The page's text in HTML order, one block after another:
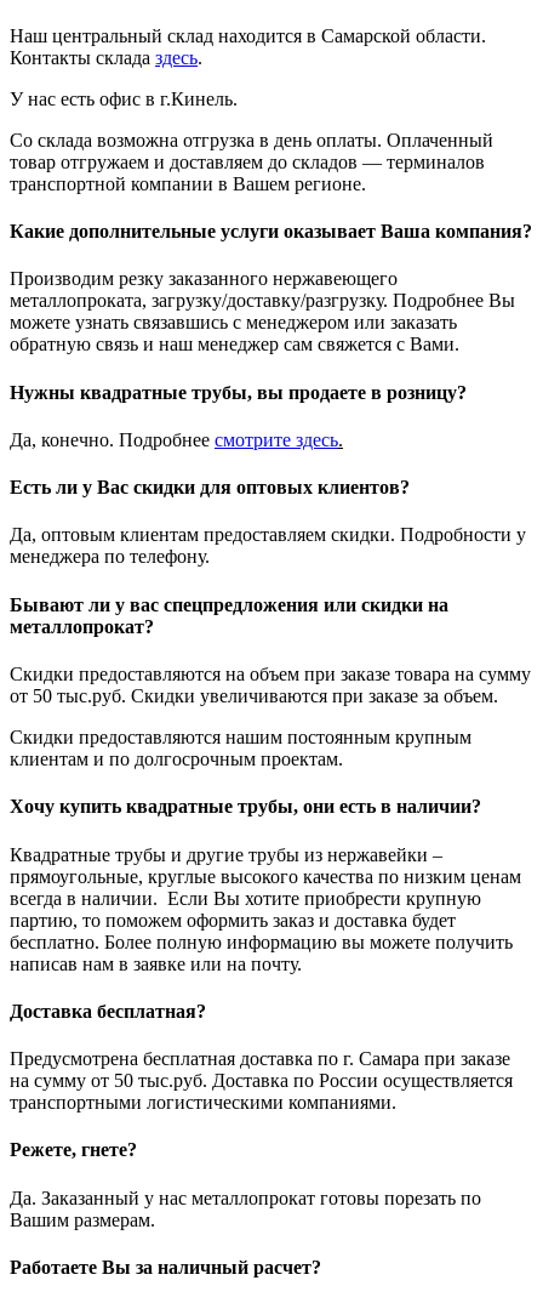
Наш центральный склад находится в Самарской области.
Контакты склада здесь.
У нас есть офис в г.Кинель.
Со склада возможна отгрузка в день оплаты. Оплаченный
товар отгружаем и доставляем до складов — терминалов
транспортной компании в Вашем регионе.
Какие дополнительные услуги оказывает Ваша компания?
Производим резку заказанного нержавеющего
металлопроката, загрузку/доставку/разгрузку. Подробнее Вы
можете узнать связавшись с менеджером или заказать
обратную связь и наш менеджер сам свяжется с Вами.
Нужны квадратные трубы, вы продаете в розницу?
Да, конечно. Подробнее смотрите здесь.
Есть ли у Вас скидки для оптовых клиентов?
Да, оптовым клиентам предоставляем скидки. Подробности у
менеджера по телефону.
Бывают ли у вас спецпредложения или скидки на
металлопрокат?
Скидки предоставляются на объем при заказе товара на сумму
от 50 тыс.руб. Скидки увеличиваются при заказе за объем.
Скидки предоставляются нашим постоянным крупным
клиентам и по долгосрочным проектам.
Хочу купить квадратные трубы, они есть в наличии?
Квадратные трубы и другие трубы из нержавейки –
прямоугольные, круглые высокого качества по низким ценам
всегда в наличии. Если Вы хотите приобрести крупную
партию, то поможем оформить заказ и доставка будет
бесплатно. Более полную информацию вы можете получить
написав нам в заявке или на почту.
Доставка бесплатная?
Предусмотрена бесплатная доставка по г. Самара при заказе
на сумму от 50 тыс.руб. Доставка по России осуществляется
транспортными логистическими компаниями.
Режете, гнете?
Да. Заказанный у нас металлопрокат готовы порезать по
Вашим размерам.
Работаете Вы за наличный расчет?